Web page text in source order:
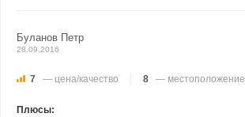
Буланов Петр
28.09.2016
7 — цена/качество 8 — местоположение
Плюсы: